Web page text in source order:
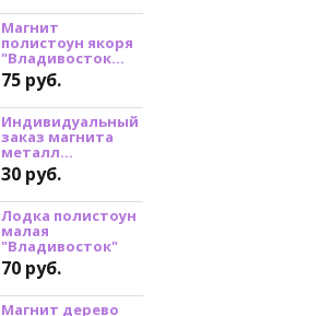
Магнит
полистоун якоря
"Владивосток...
75 руб.
Индивидуальный
заказ магнита
металл...
30 руб.
Лодка полистоун
малая
"Владивосток"
70 руб.
Магнит дерево